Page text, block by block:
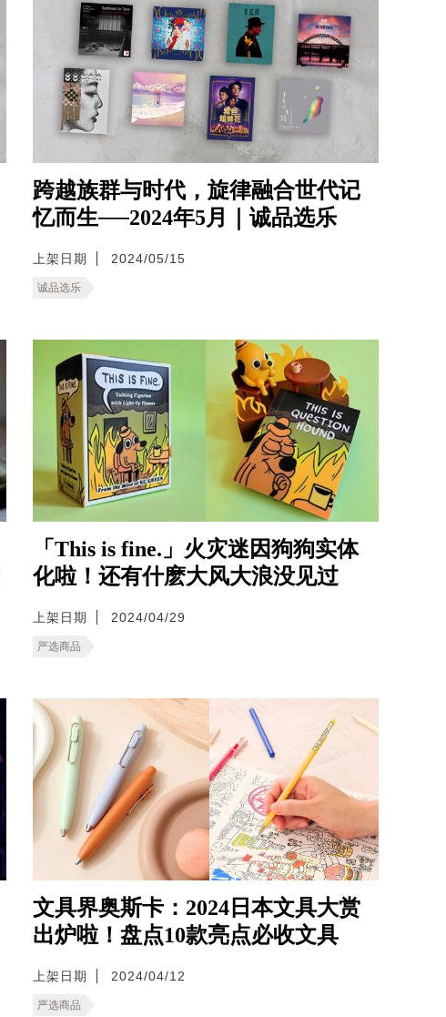
跨越族群与时代，旋律融合世代记
忆而生──2024年5月｜诚品选乐
上架日期 2024/05/15
诚品选乐
「This is fine.」火灾迷因狗狗实体
化啦！还有什麽大风大浪没见过
上架日期 2024/04/29
严选商品
文具界奥斯卡：2024日本文具大赏
出炉啦！盘点10款亮点必收文具
上架日期 2024/04/12
严选商品